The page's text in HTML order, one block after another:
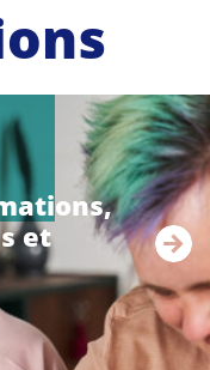
et
li
r
e
u
i
t
e